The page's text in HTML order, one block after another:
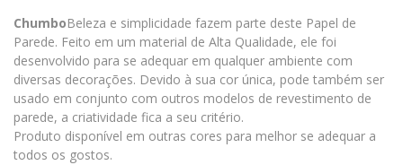
ChumboBeleza e simplicidade fazem parte deste Papel de
Parede. Feito em um material de Alta Qualidade, ele foi
desenvolvido para se adequar em qualquer ambiente com
diversas decorações. Devido à sua cor única, pode também ser
usado em conjunto com outros modelos de revestimento de
parede, a criatividade fica a seu critério.
Produto disponível em outras cores para melhor se adequar a
todos os gostos.